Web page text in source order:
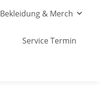
Bekleidung & Merch
Service Termin